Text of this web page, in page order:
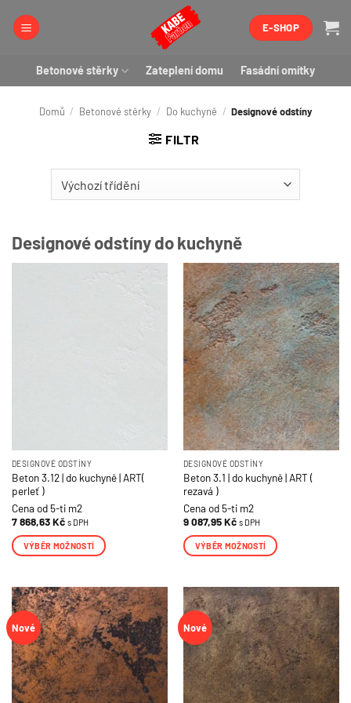
E-SHOP
Betonové stěrky Zateplení domu Fasádní omítky
Domů / Betonové stěrky / Do kuchyně / Designové odstíny
FILTR
Designové odstíny do kuchyně
DESIGNOVÉ ODSTÍNY
Beton 3.12 | do kuchyně | ART(
perleť )
Cena od 5-ti m2
7 868,63Kč s DPH
VÝBĚR MOŽNOSTÍ
má
více
variant.
Možnosti
lze
vybrat
na
DESIGNOVÉ ODSTÍNY
Beton 3.1 | do kuchyně | ART (
rezavá )
Cena od 5-ti m2
9 087,95Kč s DPH
VÝBĚR MOŽNOSTÍ
má
více
variant.
Možnosti
lze
vybrat
na
Nové Nové